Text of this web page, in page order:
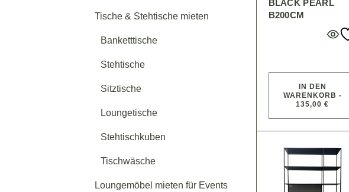
BLACK PEARL
B200CM
IN DEN
WARENKORB -
135,00 €
Tische & Stehtische mieten
Banketttische
Stehtische
Sitztische
Loungetische
Stehtischkuben
Tischwäsche
Loungemöbel mieten für Events